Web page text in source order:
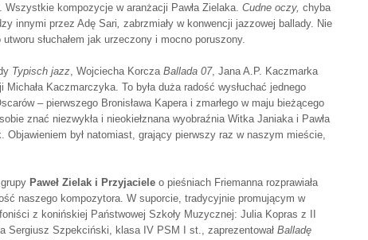
kompozycje w aranżacji Pawła Zielaka. Cudne oczy, chyba
innymi przez Adę Sari zabrzmiały w konwencji jazzowej ballady. Nie
słuchałem jak urzeczony i mocno poruszony.
Typisch jazz , Wojciecha Korcza Ballada 07, Jana A.P. Kaczmarka
Kaczmarczyka. To była duża radość wysłuchać jednego
– pierwszego Bronisława Kapera i zmarłego w maju bieżącego
znać niezwykła i nieokiełznana wyobraźnia Witka Janiaka i Pawła
był natomiast, grający pierwszy raz w naszym mieście,
Paweł Zielak i Przyjaciele o pieśniach Friemanna rozprawiała
naszego kompozytora. W suporcie, tradycyjnie promującym w
z konińskiej Państwowej Szkoły Muzycznej: Julia Kopras z II
a Sergiusz Szpekciński, klasa IV PSM I st., zaprezentował Balladę